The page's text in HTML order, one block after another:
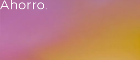
Ahorro.